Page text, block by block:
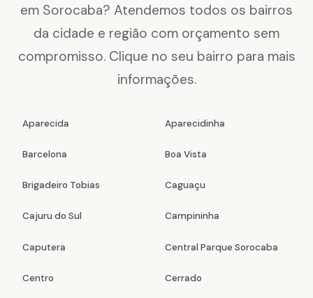
em Sorocaba? Atendemos todos os bairros
da cidade e região com orçamento sem
compromisso. Clique no seu bairro para mais
informações.
Aparecida Aparecidinha
Barcelona Boa Vista
Brigadeiro Tobias Caguaçu
Cajuru do Sul Campininha
Caputera Central Parque Sorocaba
Centro Cerrado